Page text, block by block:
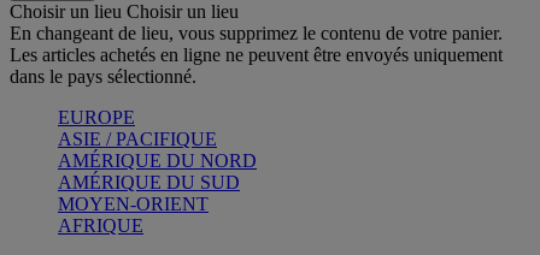
Choisir un lieu Choisir un lieu
En changeant de lieu, vous supprimez le contenu de votre panier.
Les articles achetés en ligne ne peuvent être envoyés uniquement
dans le pays sélectionné.
EUROPE
ASIE / PACIFIQUE
AMÉRIQUE DU NORD
AMÉRIQUE DU SUD
MOYEN-ORIENT
AFRIQUE